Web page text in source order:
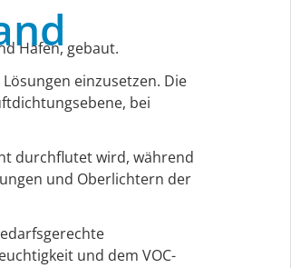
Häfen, gebaut.
einzusetzen. Die
bei
durchflutet wird, während
und Oberlichtern der
und dem VOC-